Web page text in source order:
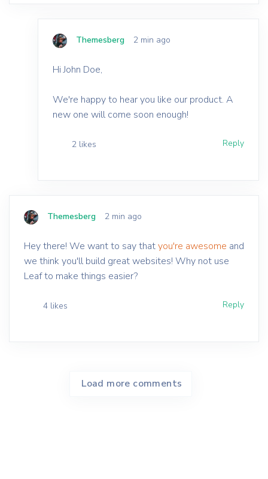
Themesberg 2 min ago
Hi John Doe,
We're happy to hear you like our product. A
new one will come soon enough!
2 likes Reply
Themesberg 2 min ago
Hey there! We want to say thatyou're awesome and
we think you'll build great websites! Why not use
Leaf to make things easier?
4 likes Reply
Load more comments